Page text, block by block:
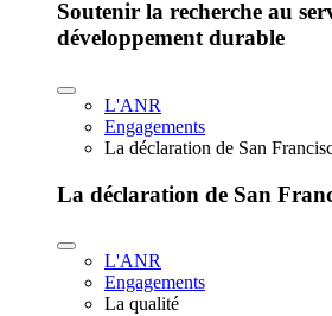
Soutenir la recherche au
développement durable
L'ANR
Engagements
La déclaration de San
La déclaration de San
L'ANR
Engagements
La qualité